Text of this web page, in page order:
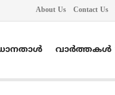
About Us Contact Us
വാർത്തകൾ